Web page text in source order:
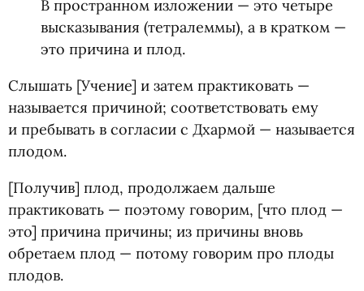
В пространном изложении — это четыре
высказывания (тетралеммы), а в кратком —
это причина и плод.
Слышать [Учение] и затем практиковать —
называется причиной; соответствовать ему
и пребывать в согласии с Дхармой — называется
плодом.
[Получив] плод, продолжаем дальше
практиковать — поэтому говорим, [что плод —
это] причина причины; из причины вновь
обретаем плод — потому говорим про плоды
плодов.